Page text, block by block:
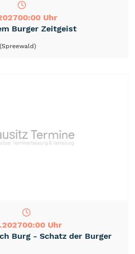
00:00 Uhr
Burger Zeitgeist
(Spreewald)
00:00 Uhr
Burg - Schatz der Burger